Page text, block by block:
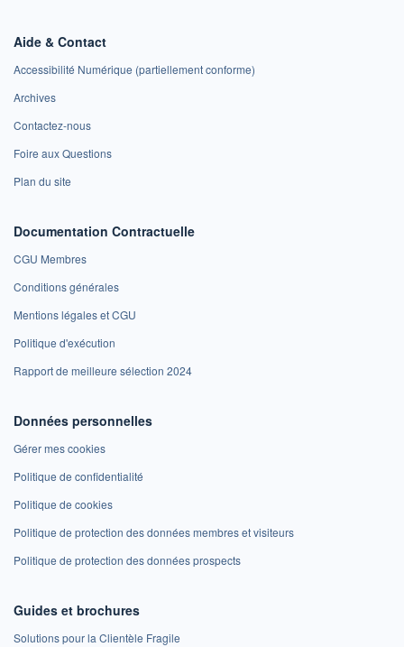
Aide & Contact
Accessibilité Numérique (partiellement conforme)
Archives
Contactez-nous
Foire aux Questions
Plan du site
Documentation Contractuelle
CGU Membres
Conditions générales
Mentions légales et CGU
Politique d'exécution
Rapport de meilleure sélection 2024
Données personnelles
Gérer mes cookies
Politique de confidentialité
Politique de cookies
Politique de protection des données membres et visiteurs
Politique de protection des données prospects
Guides et brochures
Solutions pour la Clientèle Fragile